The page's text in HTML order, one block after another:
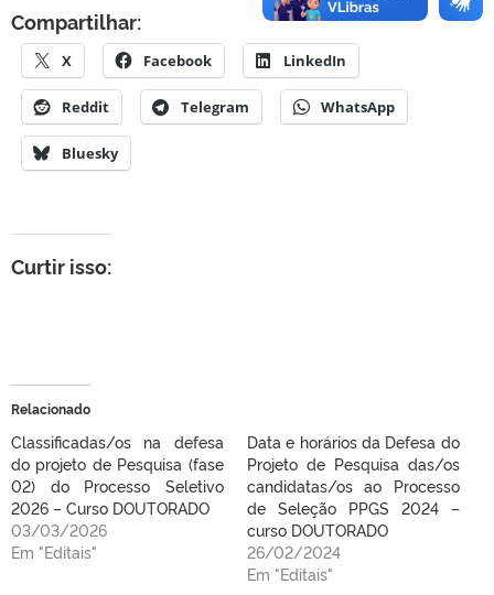
Compartilhar:
X Facebook LinkedIn
Reddit Telegram WhatsApp
Bluesky
Curtir isso:
Relacionado
Classificadas/os na defesa
do projeto de Pesquisa (fase
02) do Processo Seletivo
2026 – Curso DOUTORADO
03/03/2026
Em "Editais"
Data e horários da Defesa do
Projeto de Pesquisa das/os
candidatas/os ao Processo
de Seleção PPGS 2024 –
curso DOUTORADO
26/02/2024
Em "Editais"